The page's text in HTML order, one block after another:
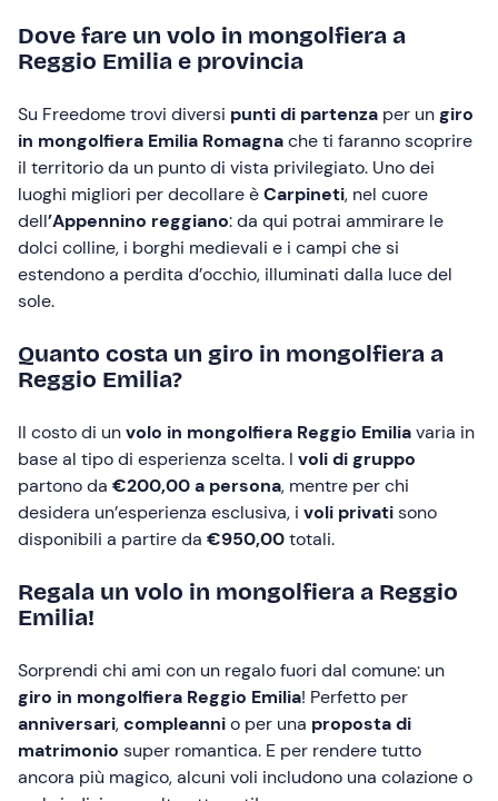
Dove fare un volo in mongolfiera a
Reggio Emilia e provincia
Su Freedome trovi diversi punti di partenza per ungiro
in mongolfiera Emilia Romagnache ti faranno scoprire
il territorio da un punto di vista privilegiato. Uno dei
luoghi migliori per decollare èCarpineti, nel cuore
dell’Appennino reggiano: da qui potrai ammirare le
dolci colline, i borghi medievali e i campi che si
estendono a perdita d’occhio, illuminati dalla luce del
sole.
Quanto costa un giro in mongolfiera a
Reggio Emilia?
Il costo di unvolo in mongolfiera Reggio Emiliavaria in
base al tipo di esperienza scelta. I voli di gruppo
partono da €200,00 a persona, mentre per chi
desidera un’esperienza esclusiva, i voli privatisono
disponibili a partire da €950,00totali.
Regala un volo in mongolfiera a Reggio
Emilia!
Sorprendi chi ami con un regalo fuori dal comune: un
giro in mongolfiera Reggio Emilia! Perfetto per
anniversari,compleannio per una proposta di
matrimonio super romantica. E per rendere tutto
ancora più magico, alcuni voli includono una colazione o